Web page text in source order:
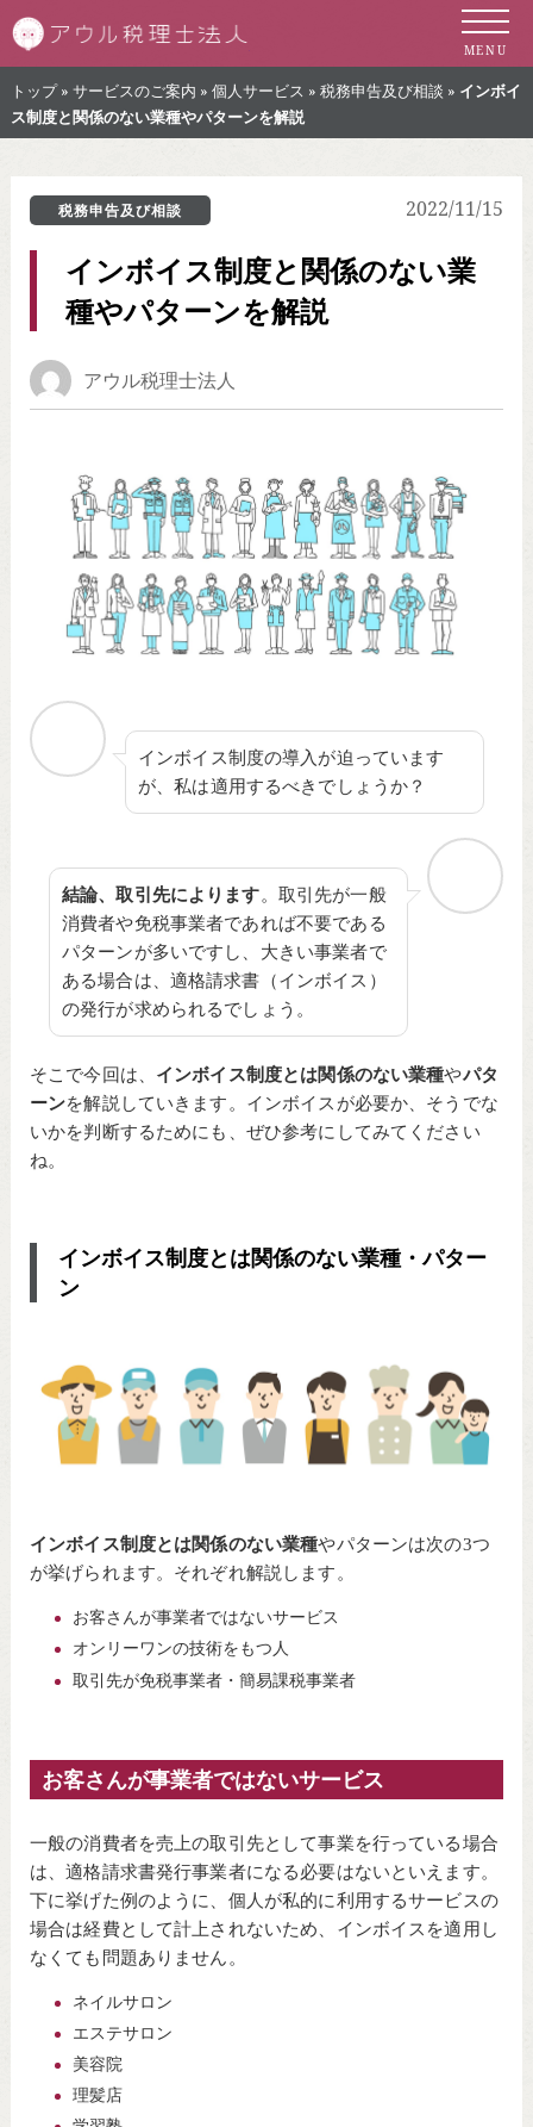
札幌市の税理
MENU
トップ» サービスのご案内 » 個人サービス » 税務申告及び相談 » インボイ
ス制度と関係のない業種やパターンを解説
税務申告及び相談 2022/11/15
インボイス制度と関係のない業
種やパターンを解説
アウル税理士法人
インボイス制度の導入が迫っています
が、私は適用するべきでしょうか？
結論、取引先によります。取引先が一般
消費者や免税事業者であれば不要である
パターンが多いですし、大きい事業者で
ある場合は、適格請求書（インボイス）
の発行が求められるでしょう。
そこで今回は、 インボイス制度とは関係のない業種やパタ
ーンを解説していきます。インボイスが必要か、そうでな
いかを判断するためにも、ぜひ参考にしてみてください
ね。
インボイス制度とは関係のない業種・パター
ン
インボイス制度とは関係のない業種やパターンは次の3つ
が挙げられます。それぞれ解説します。
お客さんが事業者ではないサービス
オンリーワンの技術をもつ人
取引先が免税事業者・簡易課税事業者
お客さんが事業者ではないサービス
一般の消費者を売上の取引先として事業を行っている場合
は、適格請求書発行事業者になる必要はないといえます。
下に挙げた例のように、個人が私的に利用するサービスの
場合は経費として計上されないため、インボイスを適用し
なくても問題ありません。
ネイルサロン
エステサロン
美容院
理髪店